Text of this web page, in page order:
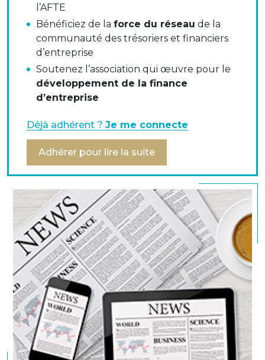
La norme IFRS 9 sur les instruments financiers
bouscule la stratégie de refinancement des grands
groupes cotés, en modifiant les termes du débat
entre extinction et renégociation de dette. Pour
Redbridge, Thomas Dubreuil-Chambardel, vice-
président de la commission Normes Comptables
comment les groupes peuvent adapter leur
politique financière.
l’AFTE
Bénéficiez de la force du réseau de la
communauté des trésoriers et financiers
d’entreprise
Soutenez l’association qui œuvre pour le
développement de la finance
d’entreprise
Déjà adhérent ? Je me connecte
Adhérer pour lire la suite